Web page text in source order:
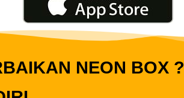
NEON BOX ?